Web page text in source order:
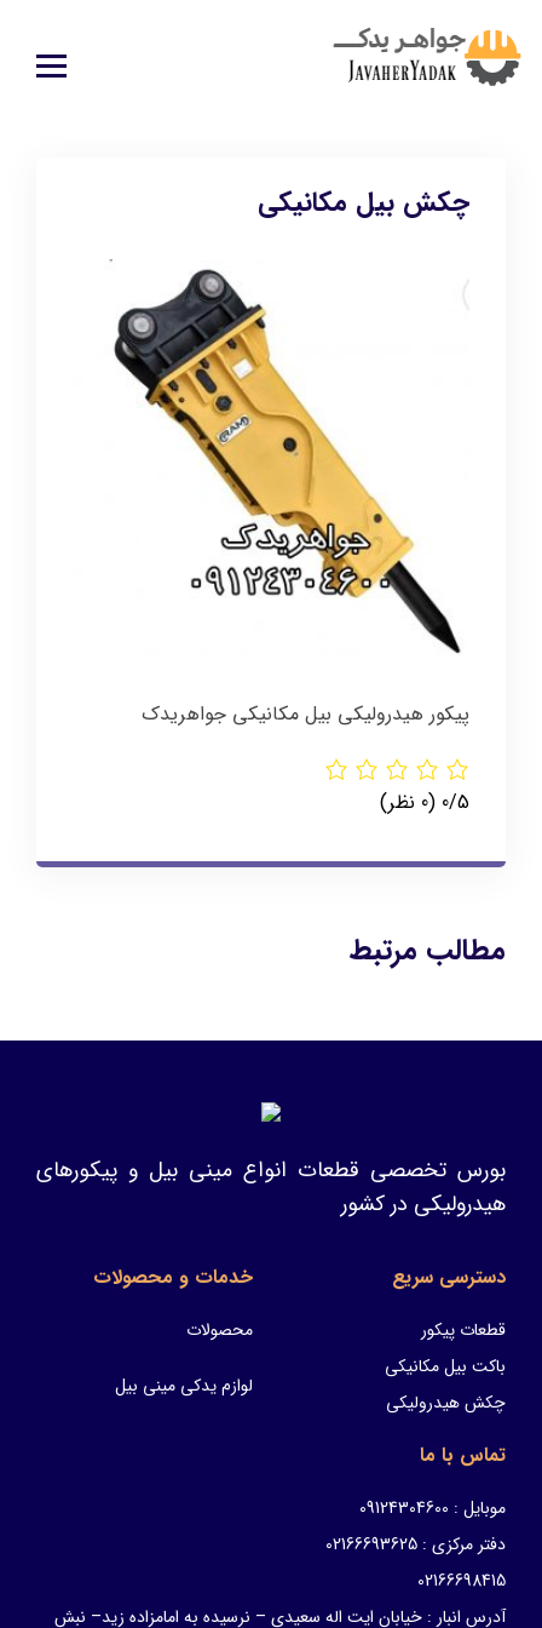
چکش بیل مکانیکی
پیکور هیدرولیکی بیل مکانیکی جواهریدک
‫0/5 ‫(0 نظر)
مطالب مرتبط
بورس تخصصی قطعات انواع مینی بیل و پیکورهای
هیدرولیکی در کشور
دسترسی سریع
قطعات پیکور
باکت بیل مکانیکی
چکش هیدرولیکی
خدمات و محصولات
محصولات
لوازم یدکی مینی بیل
تماس با ما
موبایل : 09124304600
دفتر مرکزی : 02166693625
02166698415
آدرس انبار : خیابان ایت اله سعیدی – نرسیده به امامزاده زید– نبش